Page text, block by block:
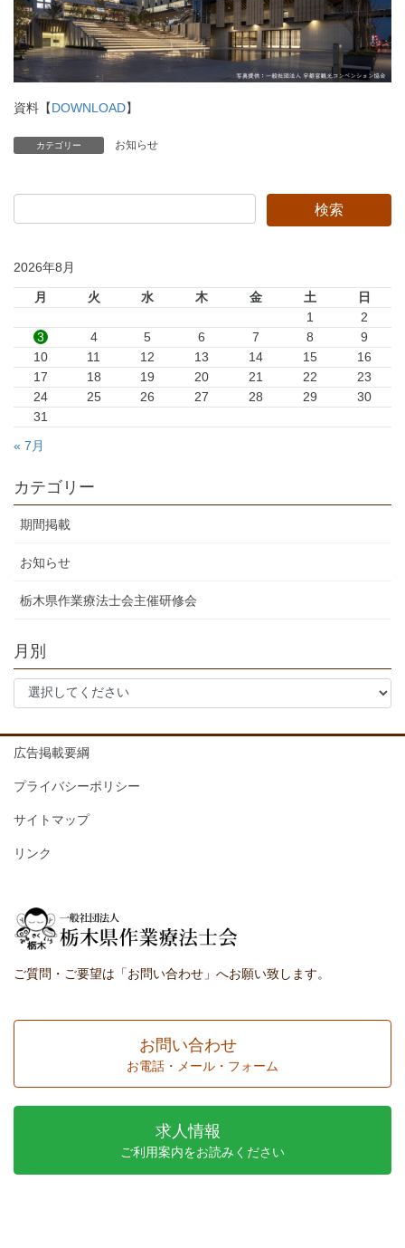
資料【DOWNLOAD】
カテゴリー お知らせ
2026年8月
月 火 水 木 金 土
日
1
2
3
4 5 6 7 8
9
10
11 12 13 14 15
16
17
18 19 20 21 22
23
24
25 26 27 28 29
30
31
« 7月
カテゴリー
期間掲載
お知らせ
栃木県作業療法士会主催研修会
月別
広告掲載要綱
プライバシーポリシー
サイトマップ
リンク
ご質問・ご要望は「お問い合わせ」へお願い致します。
お問い合わせ
お電話・メール・フォーム
求人情報
ご利用案内をお読みください